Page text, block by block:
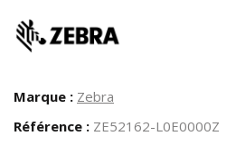
Marque : Zebra
Référence : ZE52162-L0E0000Z